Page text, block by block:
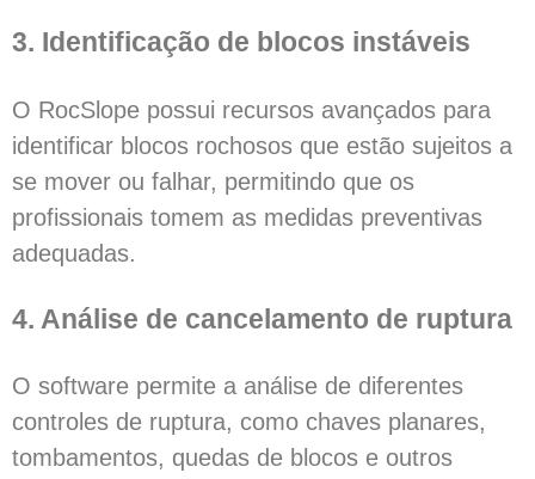
3. Identificação de blocos instáveis
O RocSlope possui recursos avançados para
identificar blocos rochosos que estão sujeitos a
se mover ou falhar, permitindo que os
profissionais tomem as medidas preventivas
adequadas.
4. Análise de cancelamento de ruptura
O software permite a análise de diferentes
controles de ruptura, como chaves planares,
tombamentos, quedas de blocos e outros